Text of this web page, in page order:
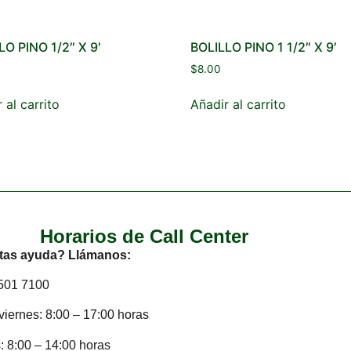
PINO 1/2″ X 9′
al carrito
BOLILLO PINO 1 1/2″ X 9′
$8.00
Añadir al carrito
Horarios de Call Center
ayuda? Llámanos:
7100
8:00 – 17:00 horas
8:00 – 14:00 horas